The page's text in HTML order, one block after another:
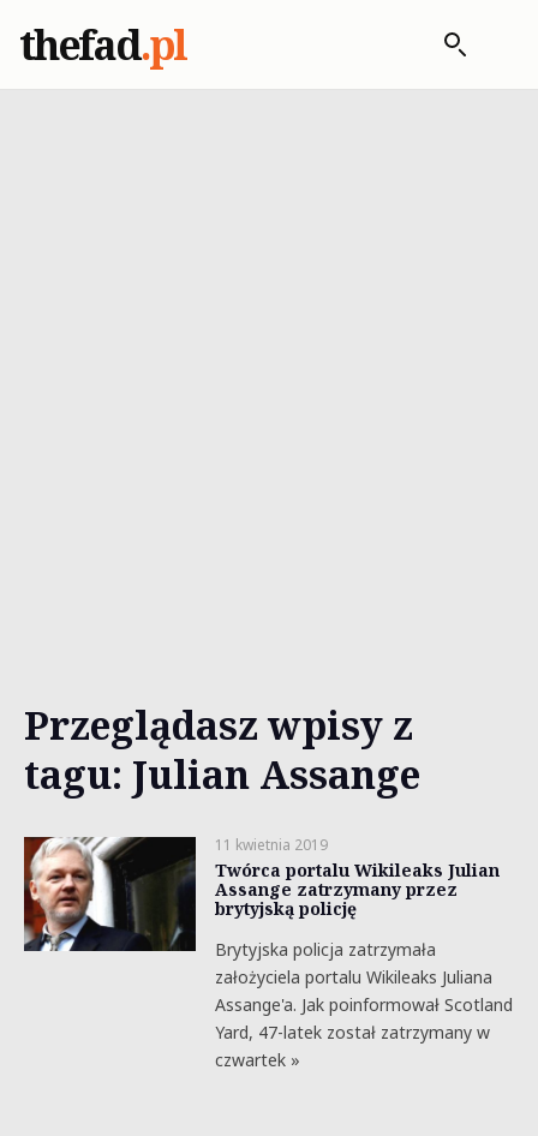
thefad.pl
Przeglądasz wpisy z
tagu: Julian Assange
11 kwietnia 2019
Twórca portalu Wikileaks Julian
Assange zatrzymany przez
brytyjską policję
Brytyjska policja zatrzymała
założyciela portalu Wikileaks Juliana
Assange'a. Jak poinformował Scotland
Yard, 47-latek został zatrzymany w
czwartek »